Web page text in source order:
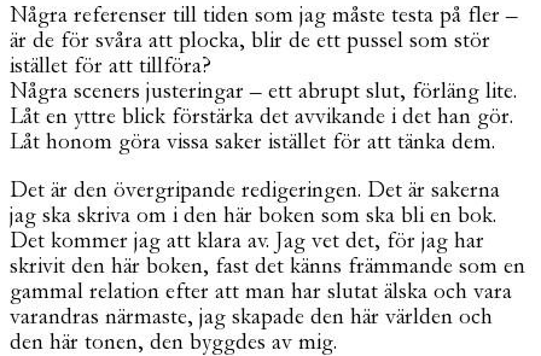
Några referenser till tiden som jag måste testa på fler –
är de för svåra att plocka, blir de ett pussel som stör
istället för att tillföra?
Några sceners justeringar – ett abrupt slut, förläng lite.
Låt en yttre blick förstärka det avvikande i det han gör.
Låt honom göra vissa saker istället för att tänka dem.
Det är den övergripande redigeringen. Det är sakerna
jag ska skriva om i den här boken som ska bli en bok.
Det kommer jag att klara av. Jag vet det, för jag har
skrivit den här boken, fast det känns främmande som en
gammal relation efter att man har slutat älska och vara
varandras närmaste, jag skapade den här världen och
den här tonen, den byggdes av mig.